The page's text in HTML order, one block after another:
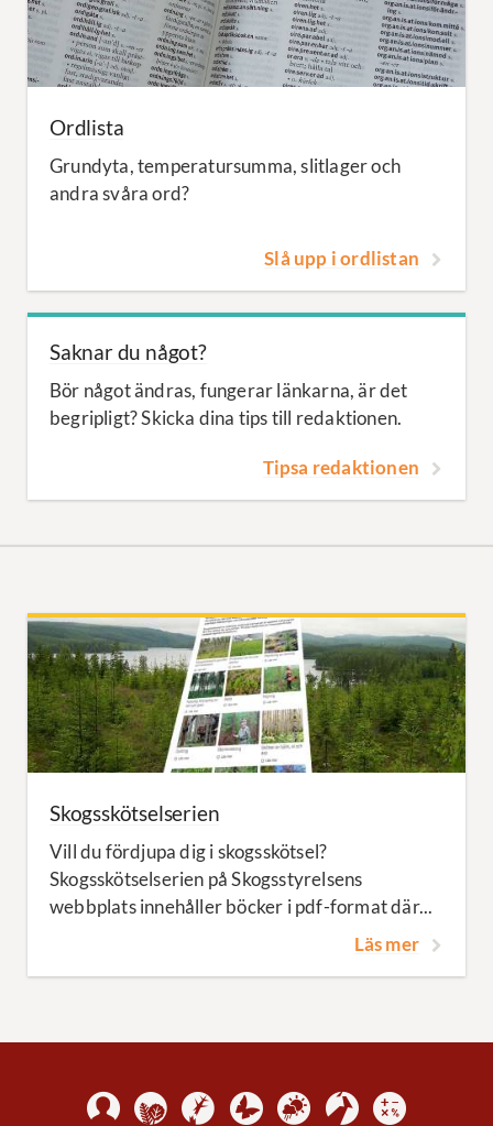
Ordlista
Grundyta, temperatursumma, slitlager och
andra svåra ord?
Slå upp i ordlistan
Saknar du något?
Bör något ändras, fungerar länkarna, är det
begripligt? Skicka dina tips till redaktionen.
Tipsa redaktionen
Skogsskötselserien
Vill du fördjupa dig i skogsskötsel?
Skogsskötselserien på Skogsstyrelsens
webbplats innehåller böcker i pdf-format där...
Läs mer